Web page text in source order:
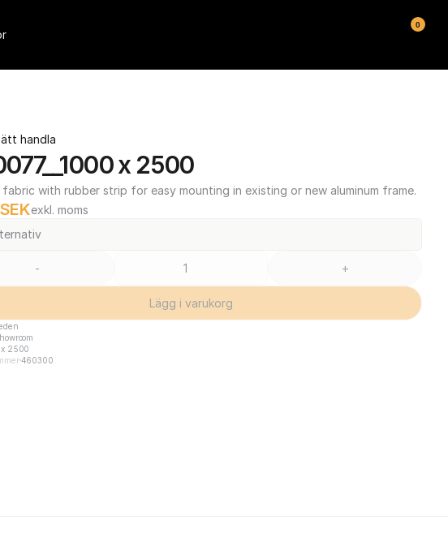
handla
x 2500
with rubber strip for easy mounting in existing or new aluminum frame.
SEKexkl. moms
- +
Lägg i varukorg
2500
460300
0